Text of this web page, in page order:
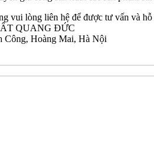
vui lòng liên hệ để được tư vấn và hỗ
QUANG ĐỨC
Hoàng Mai, Hà Nội